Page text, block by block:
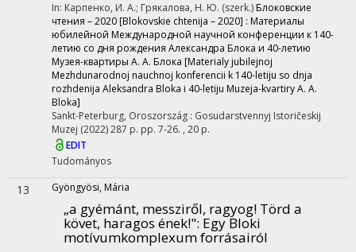
In: Карпенко, И. А.; Грякалова, Н. Ю. (szerk.) Блоковские
чтения – 2020 [Blokovskie chtenija – 2020] : Материалы
юбилейной Международной научной конференции к 140-
летию со дня рождения Александра Блока и 40-летию
Музея-квартиры А. А. Блока [Materialy jubilejnoj
Mezhdunarodnoj nauchnoj konferencii k 140-letiju so dnja
rozhdenija Aleksandra Bloka i 40-letiju Muzeja-kvartiry A. A.
Bloka]
Sankt-Peterburg, Oroszország : Gosudarstvennyj Istoričeskij
Muzej (2022)287 p. pp. 7-26. , 20 p.
EDIT
Tudományos
13 Gyöngyösi, Mária
„a gyémánt, messziről, ragyog! Törd a
követ, haragos ének!": Egy Bloki
motívumkomplexum forrásairól